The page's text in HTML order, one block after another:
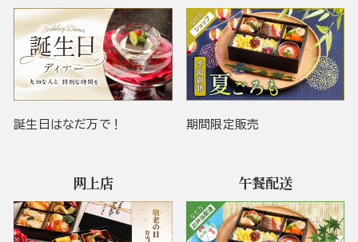
誕生日はなだ万で！ 期間限定販売
网上店 午餐配送